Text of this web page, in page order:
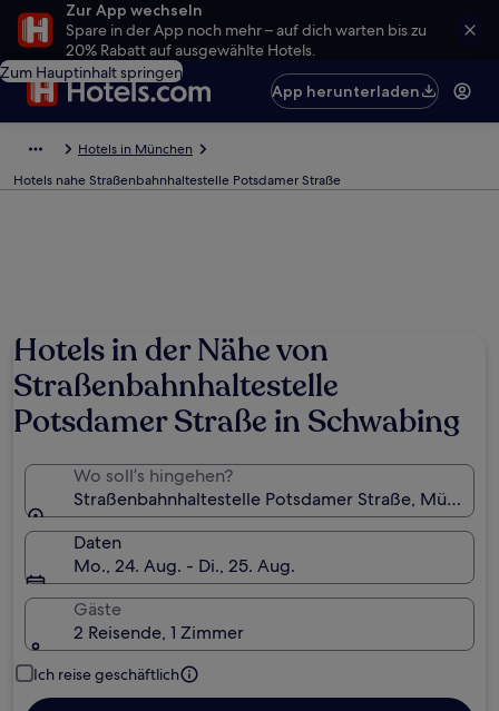
Zur App wechseln
Spare in der App noch mehr – auf dich warten bis zu
20% Rabatt auf ausgewählte Hotels.
Zum Hauptinhalt springen
App herunterladen
Hotels in München
Hotels nahe Straßenbahnhaltestelle Potsdamer Straße
Hotels in der Nähe von
Straßenbahnhaltestelle
Potsdamer Straße in Schwabing
Wo soll’s hingehen?
Straßenbahnhaltestelle Potsdamer Straße,
Daten
Mo., 24. Aug. - Di., 25. Aug.
Gäste
2 Reisende, 1 Zimmer
Ich reise geschäftlich